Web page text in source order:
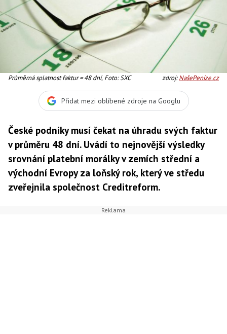
Průměrná splatnost faktur = 48 dní, Foto: SXC zdroj:NašePeníze.cz
Přidat mezi oblíbené zdroje na Googlu
České podniky musí čekat na úhradu svých faktur
v průměru 48 dní. Uvádí to nejnovější výsledky
srovnání platební morálky v zemích střední a
východní Evropy za loňský rok, který ve středu
zveřejnila společnost Creditreform.